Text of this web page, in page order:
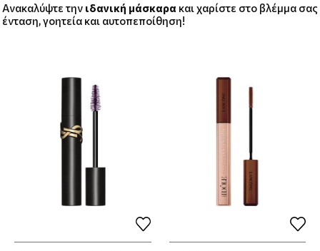
Ανακαλύψτε την ιδανική μάσκαρα και χαρίστε στο βλέμμα σας
ένταση, γοητεία και αυτοπεποίθηση!